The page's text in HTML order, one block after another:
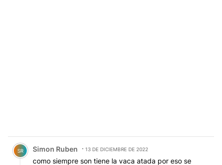
Comentario de Simon Ruben.
SR Simon Ruben 13 DE DICIEMBRE DE 2022
como siempre son tiene la vaca atada por eso se